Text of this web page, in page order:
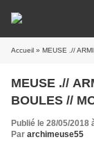
Accueil » MEUSE .//
MEUSE .// ARMISTICE 1918 // TROUPES US . //
Publié le 28/05/2018
Par archimeuse55